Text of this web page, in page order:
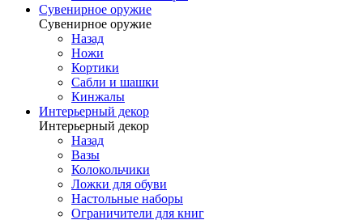
Сувенирное оружие
Сувенирное оружие
Назад
Ножи
Кортики
Сабли и шашки
Кинжалы
Интерьерный декор
Интерьерный декор
Назад
Вазы
Колокольчики
Ложки для обуви
Настольные наборы
Ограничители для книг